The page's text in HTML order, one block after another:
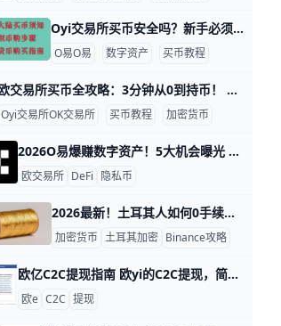
Oyi交易所买币安全吗？新手必须知道的安全买币与避坑指南 欧e（鸥易 欧一）上买数字资产，如果你走正确流程、用好平台提供的安全工具，再配合一些简单的习惯，新手买币整体是可以做到相对安全的。比如很多刚入场的用户，一开始只从几百到几千人民币的小额充值做起，在开启双重验证和实名认证的前提下，绝大多数都能顺利完成买币，没有遇到资产丢失的问题。真正容易出事的地方，往往不是平台本身，而是新手被“高收益”“内部消息”诱惑，去点陌生链接、和陌生人线下转账，结果一次就损失几千甚至上万。
O易O易 数字资产 买币教程
欧交易所买币全攻略：3分钟从0到持币！ O易买币步骤与途径详解：从账户创建到完成交易 大家好！想在欧e（ouyi）平台买比特币或以太坊吗？本文用简单步骤带你从零开始，一步步完成买币。全程只需10-30分钟，适合新手。 第一步：快速注册账户 打开欧e官网www.okx.com或下载APP，点击“注册”。用手机号或邮箱输入，设置密码，比如“Abc123456”，然后填验证码。举例：用+86中国手机号，1分钟收到短信码。注册完立即开启谷歌验证器，提高安全。实名认证上传身份证正反面+人脸扫描，审核只需5-10分钟。
Oyi交易所OK交易所 买币教程 加密货币
2026O易爆赚数字资产！5大机会曝光 欧义热门资讯盘点：新兴欧交易所数字资产投资机会 Oyi交易所（欧亿）是全球顶尖加密货币交易所，2026年吸引了超过5000万活跃用户。 新兴数字资产交易量今年已增长150%，机构资金流入超200亿美元。 这让普通投资者轻松抓住机会，比如通过欧一App一键买入热门币种。ouyibring+2
欧交易所 DeFi 隐私币
2026最新！土耳其人如何0手续费买币？Binance全攻略 买币介绍：如何选择交易所与支付方式 买币就像选购物水超市，得挑安全、方便又实惠的。咱们一步步来，看怎么选交易所和支付方式。新手也能轻松上手。 选交易所的5大关键点 安全第一，查牌照和存储 顶级交易所如Binance和欧交易所有全球牌照，冷钱包存95%资金，热钱包只留5%交易用。2025年数据显示，它们被黑客攻击率不到0.1%。选前，用CoinMarketCap查安全评分，避免小平台丢币风险。
加密货币 土耳其加密 Binance攻略
欧亿C2C提现指南 欧yi的C2C提现，简单说就是把数字资产卖给平台里的买家，再换成人民币到账银行卡、支付宝或其他收款方式。比如你有 1000 USDT，可以在C2C里选择合适的商家出售，买家付款后你确认收款，再放币完成交易。这个过程不是链上转账到银行卡，而是平台内完成买卖，所以更适合想快速把币变现的用户。
欧e C2C 提现